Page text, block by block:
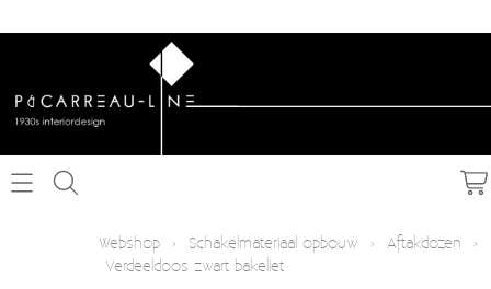
Webshop › Schakelmateriaal opbouw › Aftakdozen
›
Verdeeldoos zwart bakeliet